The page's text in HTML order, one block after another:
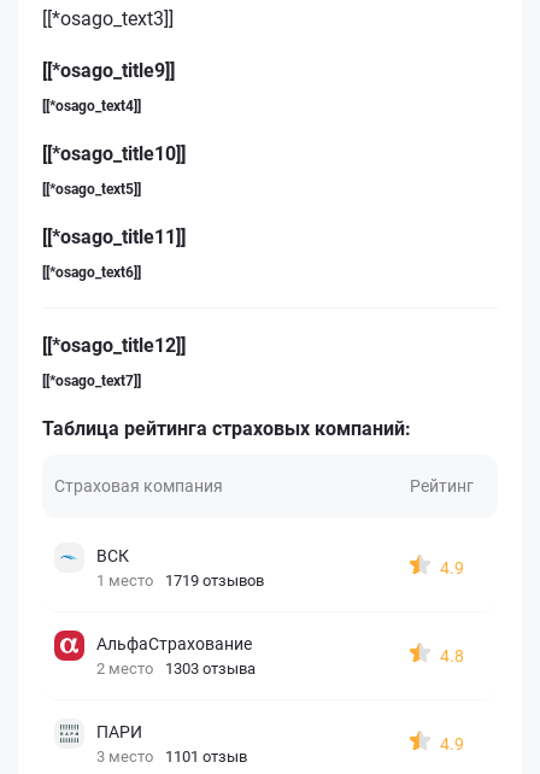
[[*osago_text3]]
[[*osago_title9]]
[[*osago_text4]]
[[*osago_title10]]
[[*osago_text5]]
[[*osago_title11]]
[[*osago_text6]]
[[*osago_title12]]
[[*osago_text7]]
Таблица рейтинга страховых компаний:
Страховая компания Рейтинг
ВСК
1 место 1719 отзывов
4.9
АльфаСтрахование
2 место 1303 отзыва
4.8
ПАРИ
3 место 1101 отзыв
4.9